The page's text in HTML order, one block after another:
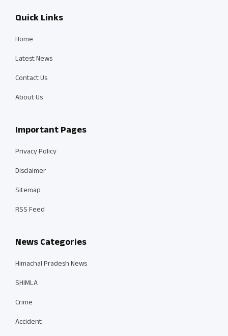
Quick Links
Home
Latest News
Contact Us
About Us
Important Pages
Privacy Policy
Disclaimer
Sitemap
RSS Feed
News Categories
Himachal Pradesh News
SHIMLA
Crime
Accident